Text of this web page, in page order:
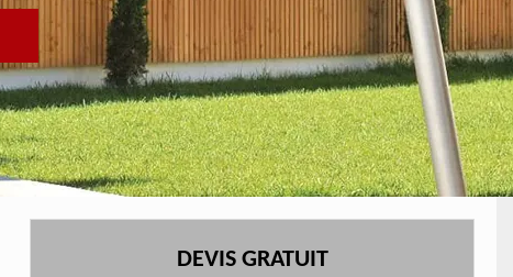
DEVIS GRATUIT